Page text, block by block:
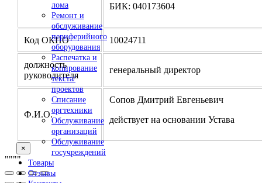
лома
Ремонт и
обслуживание
периферийного
оборудования
Распечатка и
копирование
текста/
проектов
Списание
оргтехники
Обслуживание
организаций
Обслуживание
госучреждений
Товары
Отзывы
БИК: 040173604
Код ОКПО 10024711
должность
руководителя
генеральный директор
Ф.И.О.
Сопов Дмитрий Евгеньевич
действует на основании Устава
×
""""